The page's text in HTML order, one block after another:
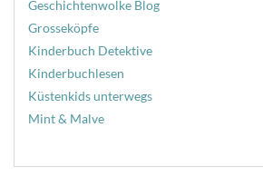
Geschichtenwolke Blog
Grosseköpfe
Kinderbuch Detektive
Kinderbuchlesen
Küstenkids unterwegs
Mint & Malve